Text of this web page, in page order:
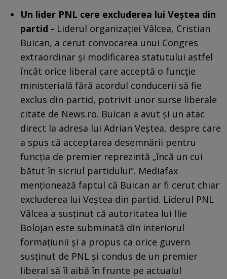
Un lider PNL cere excluderea lui Veștea din
partid - Liderul organizației Vâlcea, Cristian
Buican, a cerut convocarea unui Congres
extraordinar și modificarea statutului astfel
încât orice liberal care acceptă o funcție
ministerială fără acordul conducerii să fie
exclus din partid, potrivit unor surse liberale
citate de News.ro. Buican a avut și un atac
direct la adresa lui Adrian Veștea, despre care
a spus că acceptarea desemnării pentru
funcția de premier reprezintă „încă un cui
bătut în sicriul partidului”. Mediafax
menționează faptul că Buican ar fi cerut chiar
excluderea lui Veștea din partid. Liderul PNL
Vâlcea a susținut că autoritatea lui Ilie
Bolojan este subminată din interiorul
formațiunii și a propus ca orice guvern
susținut de PNL și condus de un premier
liberal să îl aibă în frunte pe actualul